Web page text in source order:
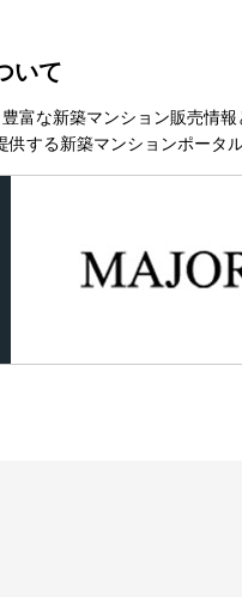
いて
富な新築マンション販売情
する新築マンションポータル